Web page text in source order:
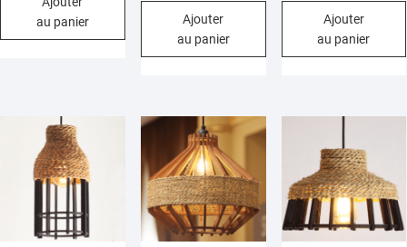
au panier
Ajouter
au panier
Ajouter
au panier